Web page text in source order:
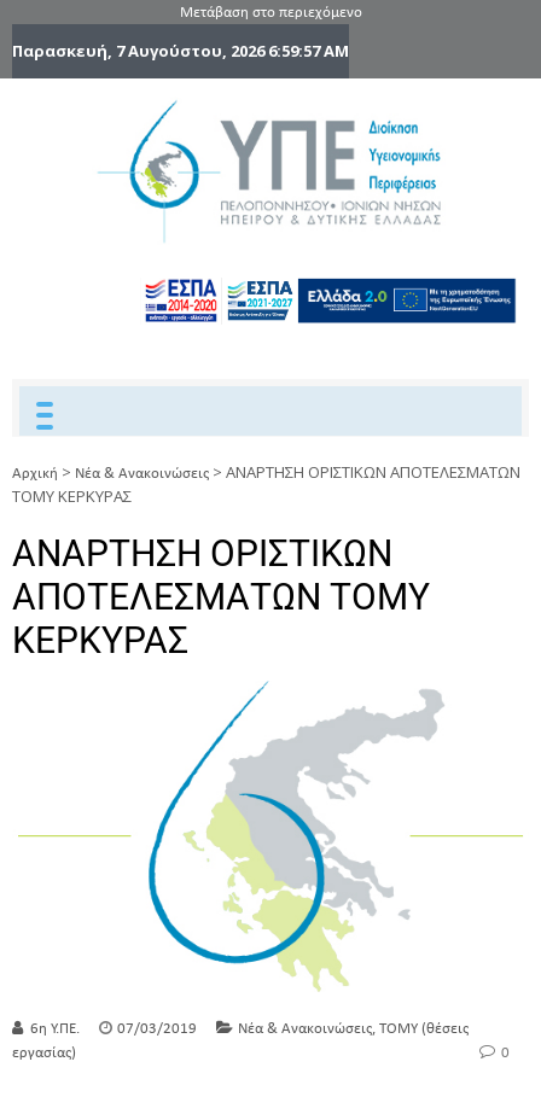
Μετάβαση στο περιεχόμενο
Παρασκευή, 7 Αυγούστου, 20266:59:57 AM
Ηπείρου
Δυτικής
Ελλάδας
Αρχική > Νέα & Ανακοινώσεις > ΑΝΑΡΤΗΣΗ ΟΡΙΣΤΙΚΩΝ ΑΠΟΤΕΛΕΣΜΑΤΩΝ
ΤΟΜΥ ΚΕΡΚΥΡΑΣ
ΑΝΑΡΤΗΣΗ ΟΡΙΣΤΙΚΩΝ
ΑΠΟΤΕΛΕΣΜΑΤΩΝ ΤΟΜΥ
ΚΕΡΚΥΡΑΣ
6η Υ.ΠΕ. 07/03/2019 Νέα & Ανακοινώσεις, ΤΟΜΥ (θέσεις
εργασίας)
0